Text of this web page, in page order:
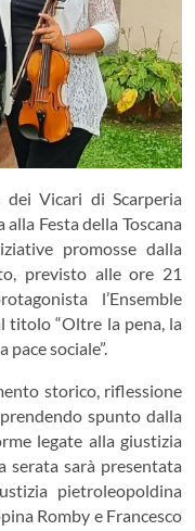
Vicari di Scarperia
Festa della Toscana
promosse dalla
previsto alle ore 21
l’Ensemble
titolo “Oltre la pena, la
sociale”.
storico, riflessione
spunto dalla
legate alla giustizia
serata sarà presentata
pietroleopoldina
Romby e Francesco